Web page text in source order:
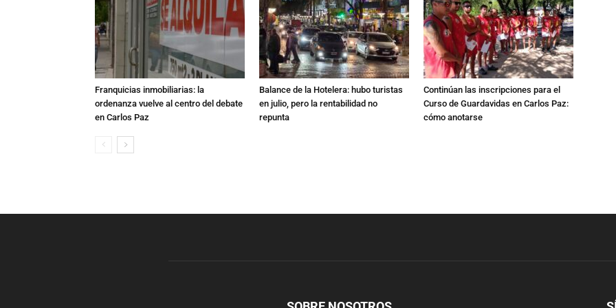
Franquicias inmobiliarias: la
ordenanza vuelve al centro del debate
en Carlos Paz
Balance de la Hotelera: hubo turistas
en julio, pero la rentabilidad no
repunta
Continúan las inscripciones para el
Curso de Guardavidas en Carlos Paz:
cómo anotarse